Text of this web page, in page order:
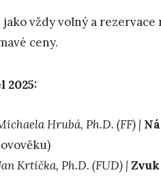
vždy volný a
ceny.
2025:
Hrubá, Ph.D. (FF) |
Krtička, Ph.D. (FUD) |